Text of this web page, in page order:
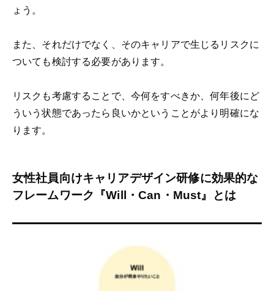
ょう。
また、それだけでなく、そのキャリアで生じるリスクに
ついても検討する必要があります。
リスクも考慮することで、今何をすべきか、何年後にど
ういう状態であったら良いかということがより明確にな
ります。
女性社員向けキャリアデザイン研修に効果的な
フレームワーク『Will・Can・Must』とは